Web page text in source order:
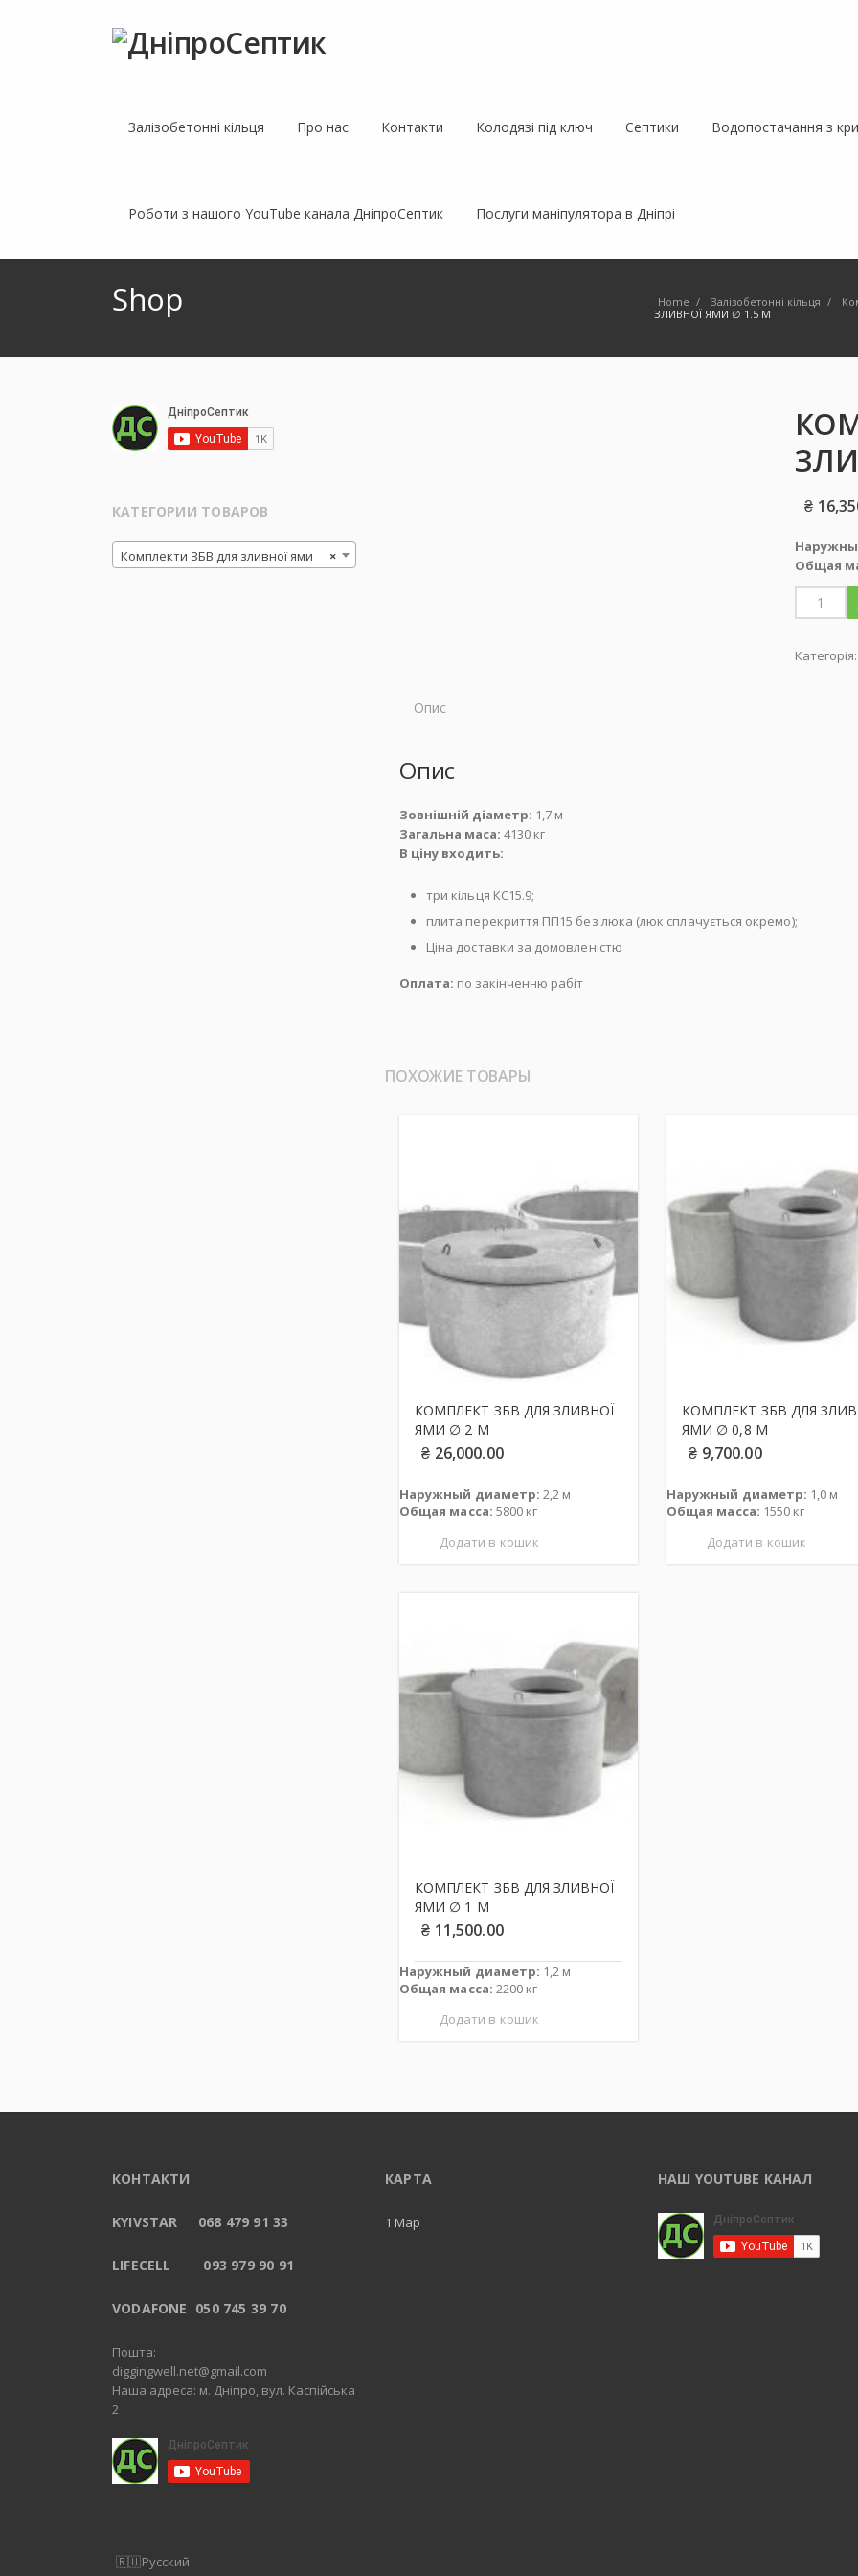
Залізобетонні кільця Про нас Контакти Колодязі під ключ Септики Водопостачання з
Роботи з нашого YouTube канала ДнiпроСептик Послуги маніпулятора в Дніпрі
Home / Залізобетонні кільця /
ЗЛИВНОЇ ЯМИ ∅ 1.5 М
Shop
₴
Общая
Опис
Опис
Зовнішній діаметр: 1,7 м
Загальна маса: 4130 кг
В ціну входить:
три кільця КС15.9;
плита перекриття ПП15 без люка (люк сплачується окремо);
Ціна доставки за домовленістю
Оплата: по закінченню рабіт
ПОХОЖИЕ ТОВАРЫ
КОМПЛЕКТ ЗБВ ДЛЯ ЗЛИВНОЇ
ЯМИ ∅ 2 М
₴ 26,000.00
Наружный диаметр: 2,2 м
Общая масса: 5800 кг
Додати в кошик
КОМПЛЕКТ ЗБВ ДЛЯ
ЯМИ ∅ 0,8 М
₴ 9,700.00
Наружный диаметр: 1,0 м
Общая масса: 1550 кг
Додати в кошик
КОМПЛЕКТ ЗБВ ДЛЯ ЗЛИВНОЇ
ЯМИ ∅ 1 М
₴ 11,500.00
Наружный диаметр: 1,2 м
Общая масса: 2200 кг
Додати в кошик
КАТЕГОРИИ ТОВАРОВ
×
Комплекти ЗБВ для зливної ями
КОНТАКТИ
KYIVSTAR 068 479 91 33
LIFECELL 093 979 90 91
VODAFONE 050 745 39 70
Пошта:
diggingwell.net@gmail.com
Наша адреса: м. Дніпро, вул. Каспійська
2
КАРТА
1 Map
НАШ YOUTUBE КАНАЛ
Русский